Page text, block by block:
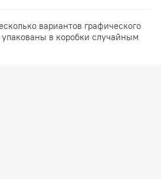
вариантов графического
в коробки случайным